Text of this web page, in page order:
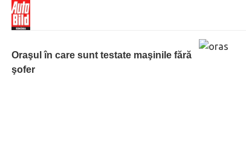
Oraşul în care sunt testate maşinile fără
şofer